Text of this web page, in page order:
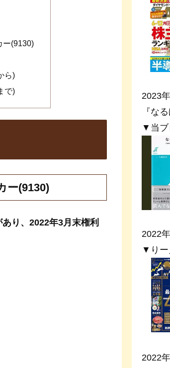
ー(9130)
ら)
で)
ー(9130)
り、2022年3月末権利
2023
『な
▼当ブ
2022
▼りー
2022